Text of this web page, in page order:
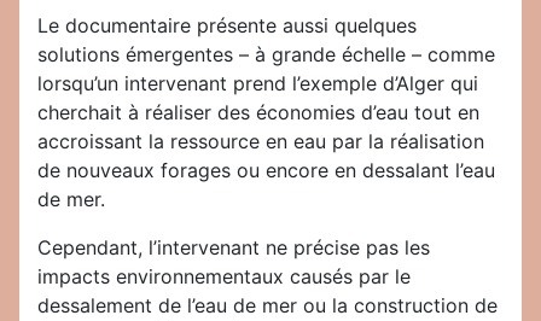
Le documentaire présente aussi quelques
solutions émergentes – à grande échelle – comme
lorsqu’un intervenant prend l’exemple d’Alger qui
cherchait à réaliser des économies d’eau tout en
accroissant la ressource en eau par la réalisation
de nouveaux forages ou encore en dessalant l’eau
de mer.
Cependant, l’intervenant ne précise pas les
impacts environnementaux causés par le
dessalement de l’eau de mer ou la construction de